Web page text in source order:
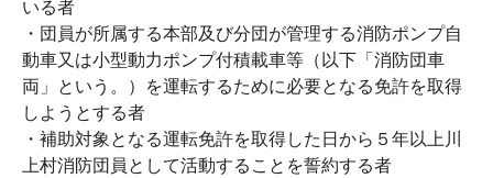
いる者
・団員が所属する本部及び分団が管理する消防ポンプ自
動車又は小型動力ポンプ付積載車等（以下「消防団車
両」という。）を運転するために必要となる免許を取得
しようとする者
・補助対象となる運転免許を取得した日から５年以上川
上村消防団員として活動することを誓約する者